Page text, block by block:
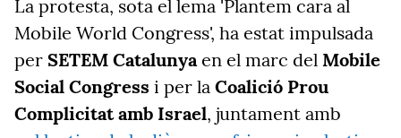
La protesta, sota el lema 'Plantem cara al
Mobile World Congress', ha estat impulsada
per SETEM Catalunyaen el marc del Mobile
Social Congress i per la Coalició Prou
Complicitat amb Israel, juntament amb